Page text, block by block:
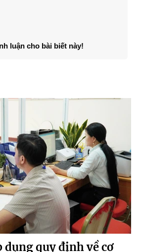
luận cho bài biết này!
dụng quy định về cơ